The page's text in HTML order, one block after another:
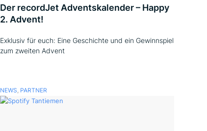
Der recordJet Adventskalender – Happy
2. Advent!
Exklusiv für euch: Eine Geschichte und ein Gewinnspiel
zum zweiten Advent
NEWS, PARTNER